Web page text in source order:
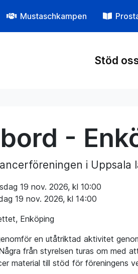
Mustaschkampen
Stöd
-
i Uppsala
19 nov. 2026, kl 10:00
19 nov. 2026, kl 14:00
Enköping
en utåtriktad aktivitet
från styrelsen turas om med
material till stöd för föreningens